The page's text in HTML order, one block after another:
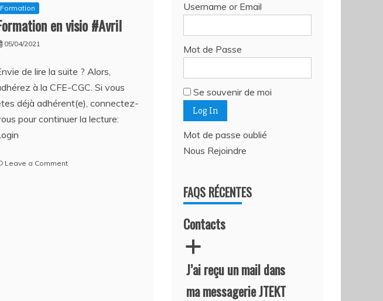
Formation
en visio #Avril
05/04/2021
de lire la suite ? Alors,
à la CFE-CGC. Si vous
déjà adhérent(e), connectez-
pour continuer la lecture:
Leave a Commenton
Username or Email
Mot de Passe
Se souvenir de moi
Mot de passe oublié
Nous Rejoindre
FAQS RÉCENTES
Contacts
a
J’ai reçu un mail dans
ma messagerie JTEKT